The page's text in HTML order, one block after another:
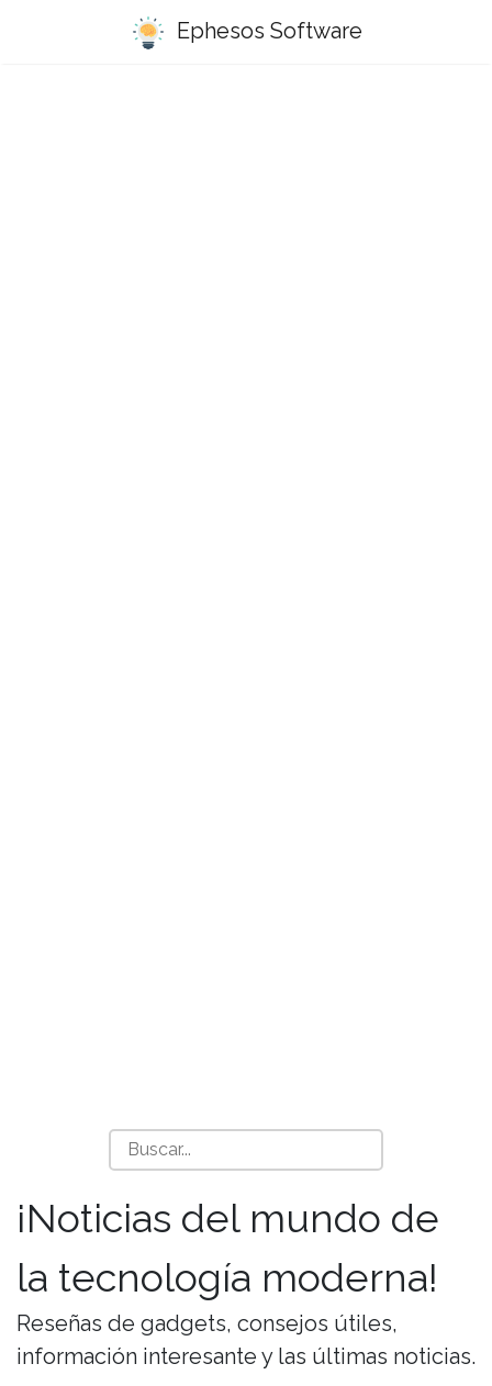
Ephesos Software
¡Noticias del mundo de
la tecnología moderna!
Reseñas de gadgets, consejos útiles,
información interesante y las últimas noticias.